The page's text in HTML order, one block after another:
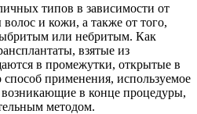
типов в зависимости от
и кожи, а также от того,
или небритым. Как
взятые из
в промежутки, открытые в
применения, используемое
в конце процедуры,
методом.